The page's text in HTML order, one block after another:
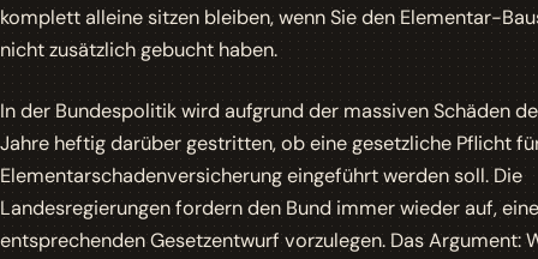
komplett alleine sitzen bleiben, wenn Sie den Elementar-
nicht zusätzlich gebucht haben.
In der Bundespolitik wird aufgrund der massiven Schäden
Jahre heftig darüber gestritten, ob eine gesetzliche Pflicht
Elementarschadenversicherung eingeführt werden soll. Die
Landesregierungen fordern den Bund immer wieder auf,
entsprechenden Gesetzentwurf vorzulegen. Das Argument: